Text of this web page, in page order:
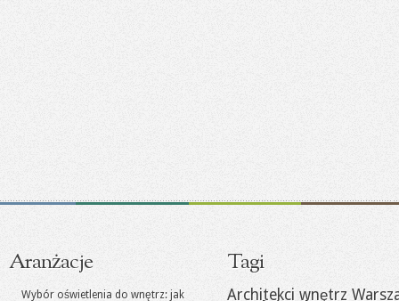
Aranżacje
Wybór oświetlenia do wnętrz: jak
Tagi
Architekci wnętrz